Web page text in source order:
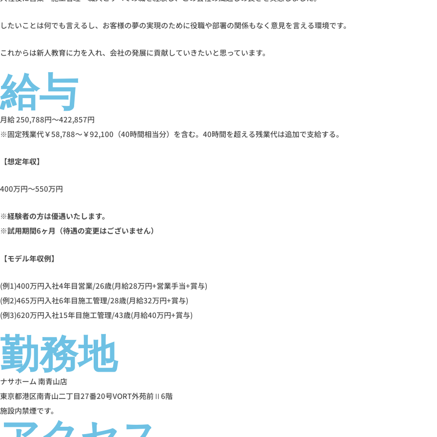
したいことは何でも言えるし、お客様の夢の実現のために役職や部署の関係もなく意見を言える環境です。
これからは新人教育に力を入れ、会社の発展に貢献していきたいと思っています。
給与
月給 250,788円～422,857円
※固定残業代￥58,788〜￥92,100（40時間相当分）を含む。40時間を超える残業代は追加で支給する。
【想定年収】
400万円～550万円
※経験者の方は優遇いたします。
※試⽤期間6ヶ⽉（待遇の変更はございません）
【モデル年収例】
(例1)400万円入社4年目営業/26歳(月給28万円+営業手当+賞与)
(例2)465万円入社6年目施工管理/28歳(月給32万円+賞与)
(例3)620万円入社15年目施工管理/43歳(月給40万円+賞与)
勤務地
ナサホーム 南青山店
東京都港区南青山二丁目27番20号VORT外苑前Ⅱ6階
施設内禁煙です。